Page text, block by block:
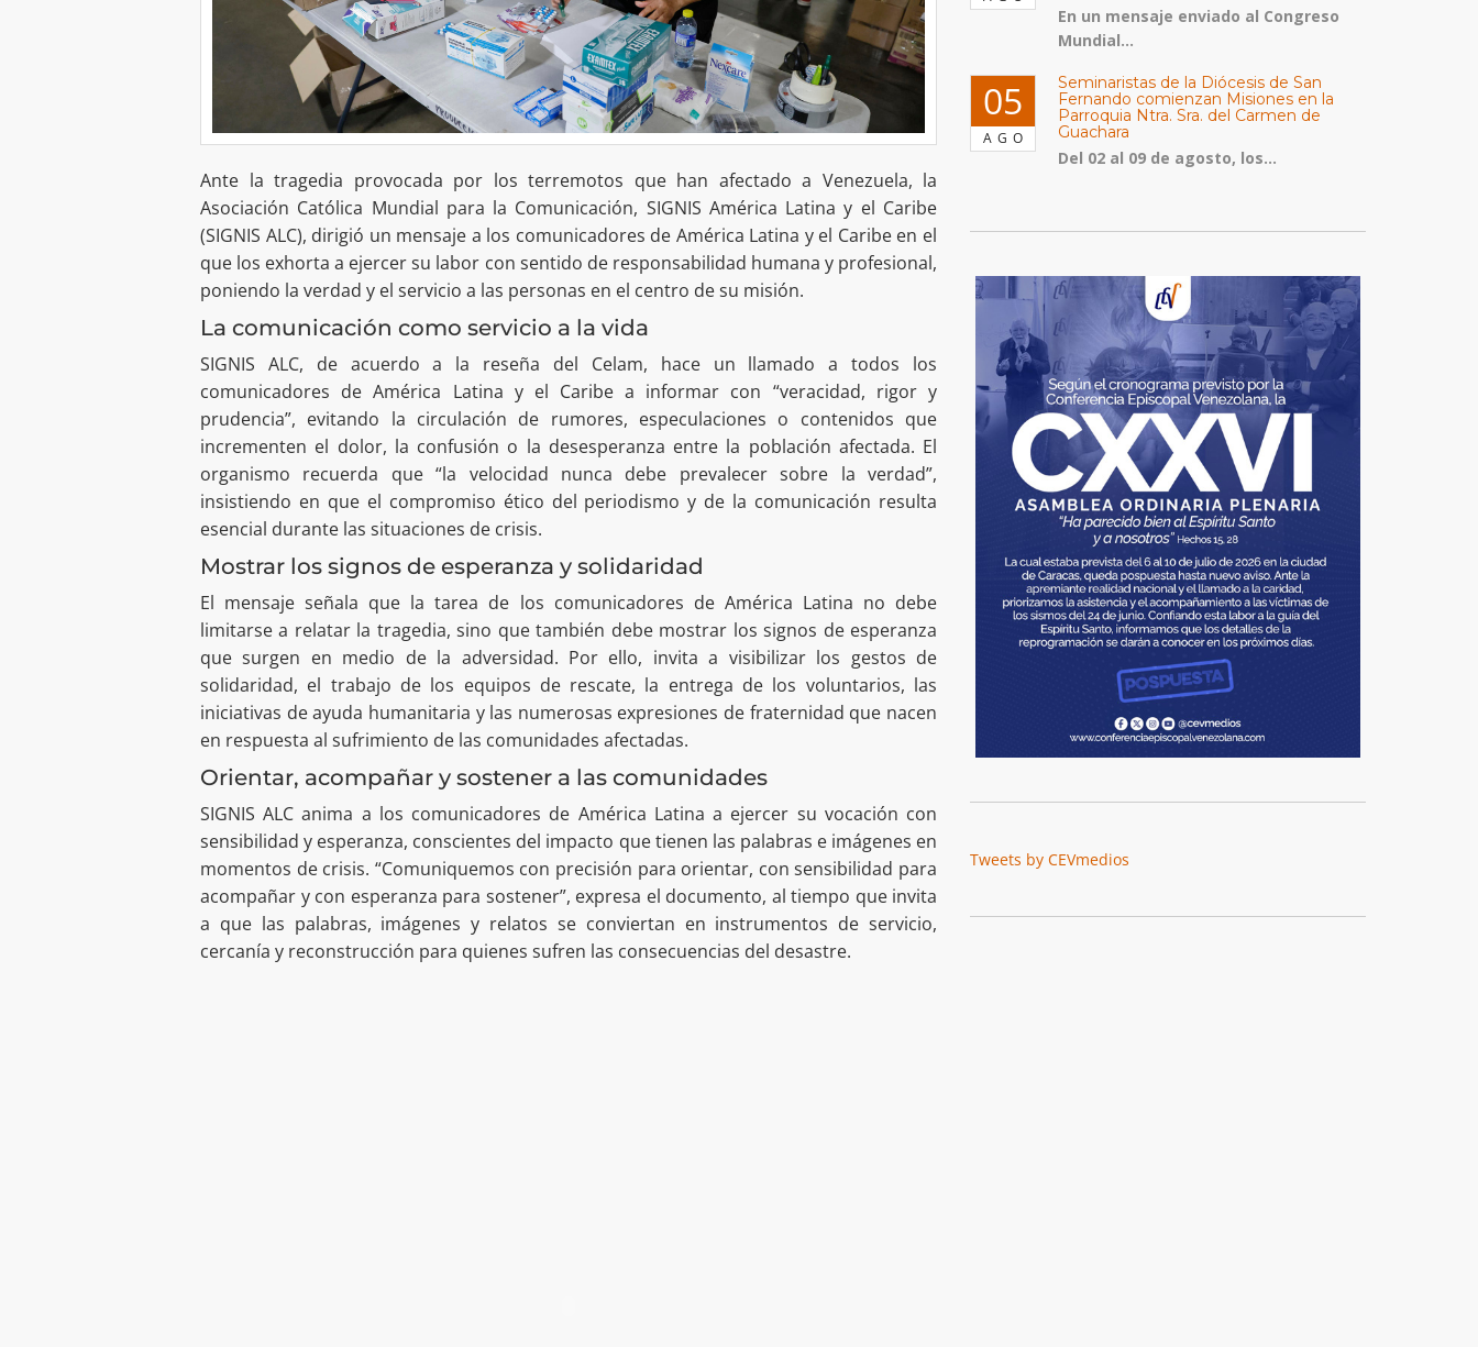
Ante la tragedia provocada por los terremotos que han afectado a Venezuela, la
Asociación Católica Mundial para la Comunicación, SIGNIS América Latina y el Caribe
(SIGNIS ALC), dirigió un mensaje a los comunicadores de América Latina y el Caribe en el
que los exhorta a ejercer su labor con sentido de responsabilidad humana y profesional,
poniendo la verdad y el servicio a las personas en el centro de su misión.
La comunicación como servicio a la vida
SIGNIS ALC, de acuerdo a la reseña del Celam, hace un llamado a todos los
comunicadores de América Latina y el Caribe a informar con “veracidad, rigor y
prudencia”, evitando la circulación de rumores, especulaciones o contenidos que
incrementen el dolor, la confusión o la desesperanza entre la población afectada. El
organismo recuerda que “la velocidad nunca debe prevalecer sobre la verdad”,
insistiendo en que el compromiso ético del periodismo y de la comunicación resulta
esencial durante las situaciones de crisis.
Mostrar los signos de esperanza y solidaridad
El mensaje señala que la tarea de los comunicadores de América Latina no debe
limitarse a relatar la tragedia, sino que también debe mostrar los signos de esperanza
que surgen en medio de la adversidad. Por ello, invita a visibilizar los gestos de
solidaridad, el trabajo de los equipos de rescate, la entrega de los voluntarios, las
iniciativas de ayuda humanitaria y las numerosas expresiones de fraternidad que nacen
en respuesta al sufrimiento de las comunidades afectadas.
Orientar, acompañar y sostener a las comunidades
SIGNIS ALC anima a los comunicadores de América Latina a ejercer su vocación con
sensibilidad y esperanza, conscientes del impacto que tienen las palabras e imágenes en
momentos de crisis. “Comuniquemos con precisión para orientar, con sensibilidad para
acompañar y con esperanza para sostener”, expresa el documento, al tiempo que invita
a que las palabras, imágenes y relatos se conviertan en instrumentos de servicio,
cercanía y reconstrucción para quienes sufren las consecuencias del desastre.
En un mensaje enviado al Congreso
Mundial...
05
AGO
Seminaristas de la Diócesis de San
Fernando comienzan Misiones en la
Parroquia Ntra. Sra. del Carmen de
Guachara
Del 02 al 09 de agosto, los...
Tweets by CEVmedios